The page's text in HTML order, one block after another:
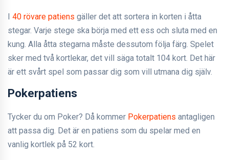
I 40 rövare patiens gäller det att sortera in korten i åtta
stegar. Varje stege ska börja med ett ess och sluta med en
kung. Alla åtta stegarna måste dessutom följa färg. Spelet
sker med två kortlekar, det vill säga totalt 104 kort. Det här
är ett svårt spel som passar dig som vill utmana dig själv.
Pokerpatiens
Tycker du om Poker? Då kommer Pokerpatiens antagligen
att passa dig. Det är en patiens som du spelar med en
vanlig kortlek på 52 kort.